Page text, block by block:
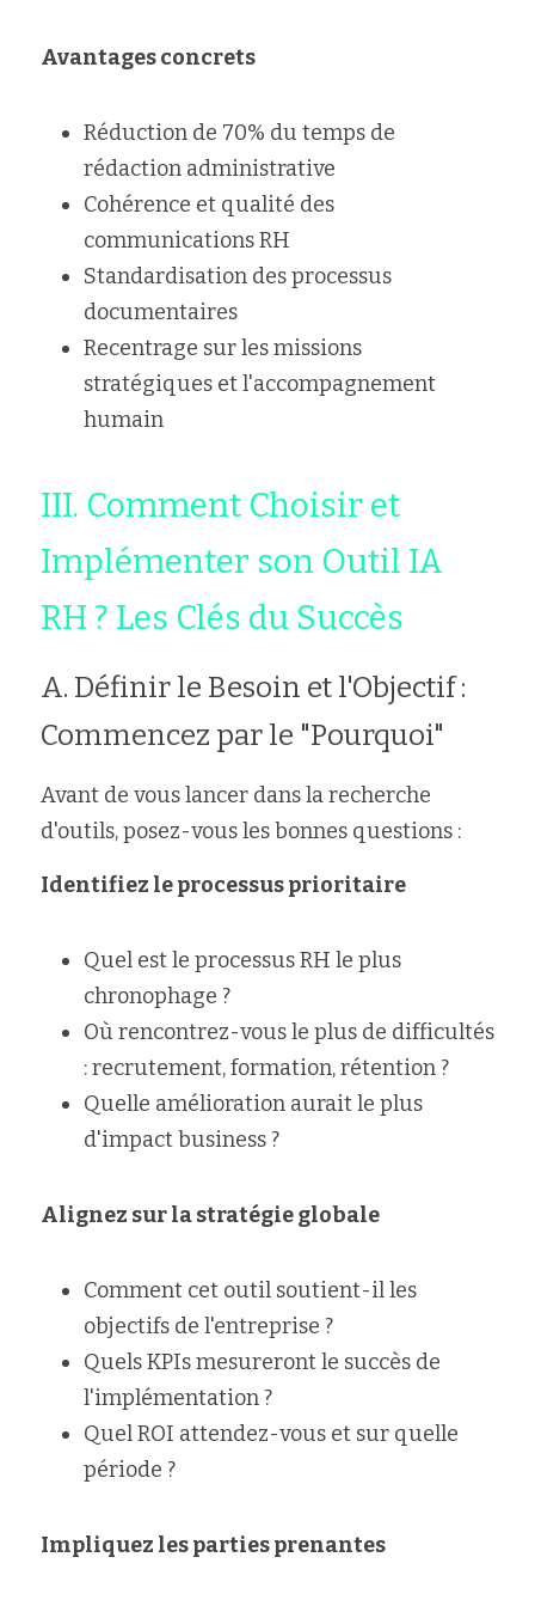
Avantages concrets
Réduction de 70% du temps de
rédaction administrative
Cohérence et qualité des
communications RH
Standardisation des processus
documentaires
Recentrage sur les missions
stratégiques et l'accompagnement
humain
III. Comment Choisir et
Implémenter son Outil IA
RH ? Les Clés du Succès
A. Définir le Besoin et l'Objectif :
Commencez par le "Pourquoi"
Avant de vous lancer dans la recherche
d'outils, posez-vous les bonnes questions :
Identifiez le processus prioritaire
Quel est le processus RH le plus
chronophage ?
Où rencontrez-vous le plus de difficultés
: recrutement, formation, rétention ?
Quelle amélioration aurait le plus
d'impact business ?
Alignez sur la stratégie globale
Comment cet outil soutient-il les
objectifs de l'entreprise ?
Quels KPIs mesureront le succès de
l'implémentation ?
Quel ROI attendez-vous et sur quelle
période ?
Impliquez les parties prenantes